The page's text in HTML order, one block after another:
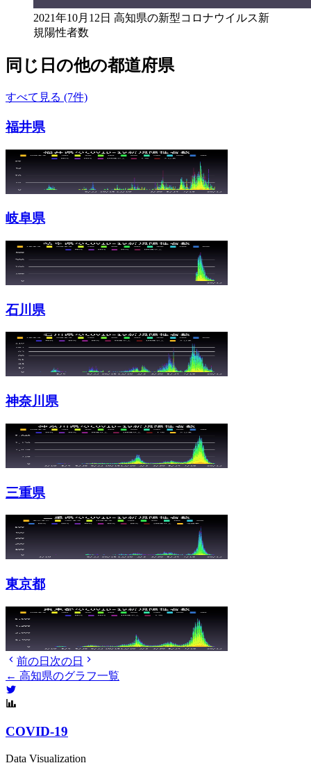
2021年10月12日 高知県の新型コロナウイルス新
規陽性者数
同じ日の他の都道府県
すべて見る (7件)
福井県
岐阜県
石川県
神奈川県
三重県
東京都
前の日 次の日
← 高知県のグラフ一覧
COVID-19
Data Visualization